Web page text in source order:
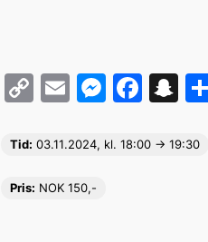
C
p
y
Li
E
ai
l
M
s
F
c
S
a
Tid: 03.11.2024, kl. 18:00 -> 19:30
Pris: NOK 150,-